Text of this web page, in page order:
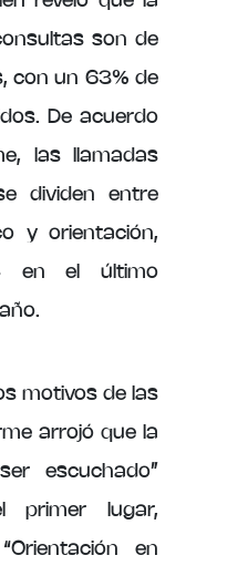
son de
con un 63% de
De acuerdo
las llamadas
dividen entre
y orientación,
en el último
motivos de las
arrojó que la
escuchado”
primer lugar,
en